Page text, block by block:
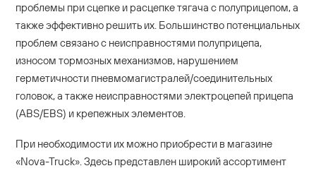
проблемы при сцепке и расцепке тягача с полуприцепом, а
также эффективно решить их. Большинство потенциальных
проблем связано с неисправностями полуприцепа,
износом тормозных механизмов, нарушением
герметичности пневмомагистралей/соединительных
головок, а также неисправностями электроцепей прицепа
(ABS/EBS) и крепежных элементов.
При необходимости их можно приобрести в магазине
«Nova-Truck». Здесь представлен широкий ассортимент